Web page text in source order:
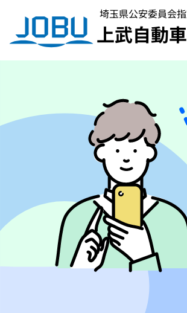
埼玉県公安委員会
上武自動